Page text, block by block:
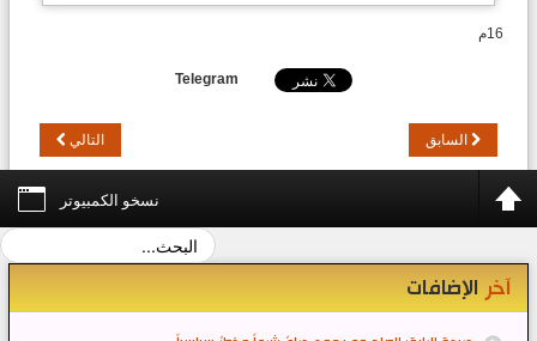
نسخو الكمبيوتر
16م
Telegram
السابق التالي
آخر الإضافات